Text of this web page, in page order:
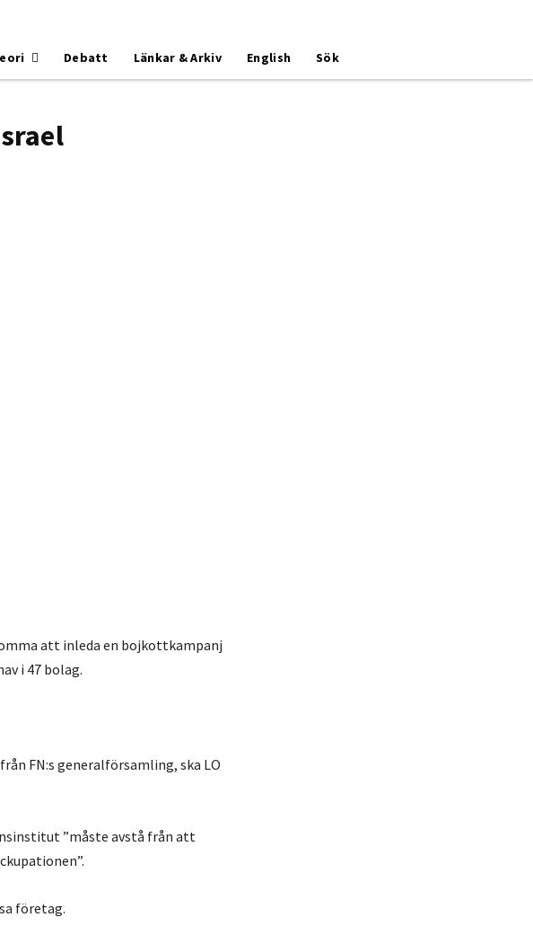
Debatt Länkar & Arkiv English Sök
att inleda en bojkottkampanj
i 47 bolag.
FN:s generalförsamling, ska LO
”måste avstå från att
företag.